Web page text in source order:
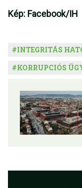
Kép: Facebook/IH
#INTEGRITÁS
#KORRUPCIÓS